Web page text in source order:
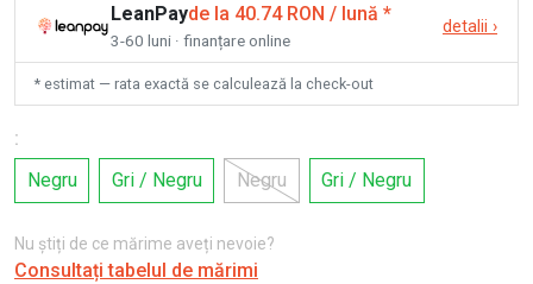
LeanPayde la 40.74 RON / lună *
3-60 luni · finanțare online
detalii ›
* estimat — rata exactă se calculează la check-out
:
Negru
Gri / Negru Negru Gri / Negru
Nu știți de ce mărime aveți nevoie?
Consultați tabelul de mărimi